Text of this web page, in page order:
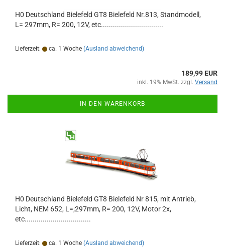
H0 Deutschland Bielefeld GT8 Bielefeld Nr.813, Standmodell,
L= 297mm, R= 200, 12V, etc...............................
Lieferzeit: ca. 1 Woche (Ausland abweichend)
189,99 EUR
inkl. 19% MwSt. zzgl. Versand
IN DEN WARENKORB
H0 Deutschland Bielefeld GT8 Bielefeld Nr 815, mit Antrieb,
Licht, NEM 652, L=;297mm, R= 200, 12V, Motor 2x,
etc.................................
Lieferzeit: ca. 1 Woche (Ausland abweichend)